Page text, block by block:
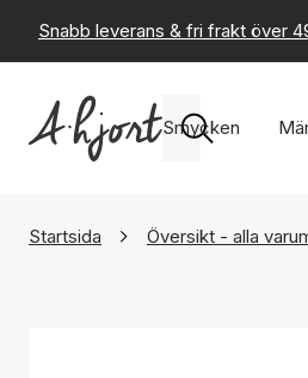
Snabb leverans & fri frakt över
Smycken
Startsida Översikt - alla